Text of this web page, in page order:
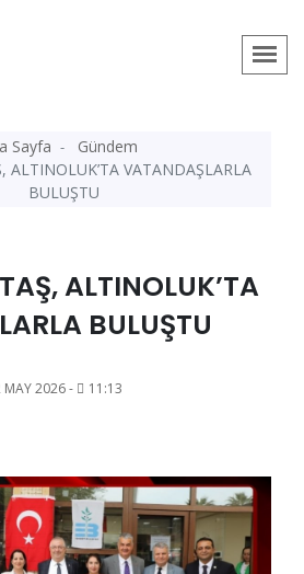
Sayfa
Gündem
ALTINOLUK’TA VATANDAŞLARLA
BULUŞTU
ALTINOLUK’TA
BULUŞTU
MAY 2026 - 11:13